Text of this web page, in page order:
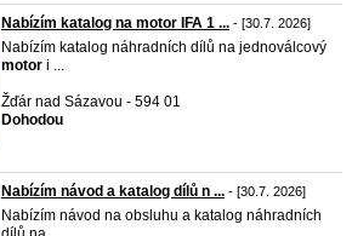
Nabízím katalog na motor IFA 1 ... - [30.7. 2026]
Nabízím katalog náhradních dílů na jednoválcový
motor i ...
Žďár nad Sázavou - 594 01
Dohodou
Nabízím návod a katalog dílů n ... - [30.7. 2026]
Nabízím návod na obsluhu a katalog náhradních